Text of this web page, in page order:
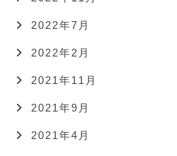
2022年7月
2022年2月
2021年11月
2021年9月
2021年4月